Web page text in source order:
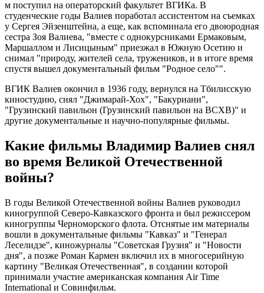
м поступил на операторский факультет ВГИКа. В
студенческие годы Валиев поработал ассистентом на съемках
у Сергея Эйзенштейна, а еще, как вспоминала его двоюродная
сестра Зоя Валиева, "вместе с однокурсниками Ермаковым,
Маршаллом и Лисицыным" приезжал в Южную Осетию и
снимал "природу, жителей села, тружеников, и в итоге время
спустя вышел документальный фильм "Родное село"".
ВГИК Валиев окончил в 1936 году, вернулся на Тбилисскую
киностудию, снял "Джимарай-Хох", "Бакуриани",
"Грузинский павильон (Грузинский павильон на ВСХВ)" и
другие документальные и научно-популярные фильмы.
Какие фильмы Владимир Валиев снял
во время Великой Отечественной
войны?
В годы Великой Отечественной войны Валиев руководил
киногруппой Северо-Кавказского фронта и был режиссером
киногруппы Черноморского флота. Отснятые им материалы
вошли в документальные фильмы "Кавказ" и "Генерал
Леселидзе", киножурналы "Советская Грузия" и "Новости
дня", а позже Роман Кармен включил их в многосерийную
картину "Великая Отечественная", в создании которой
принимали участие американская компания Air Time
International и Совинфильм.